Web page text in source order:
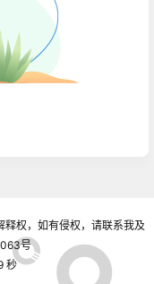
释权，如有侵权，请联系我及
号
秒